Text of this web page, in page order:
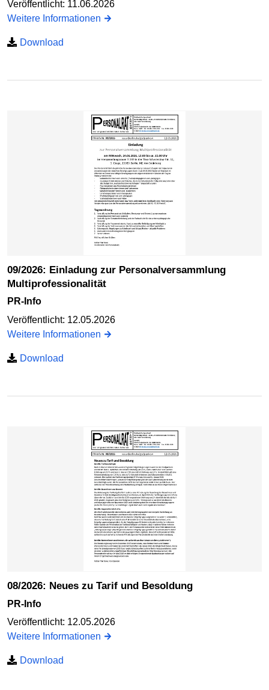
Veröffentlicht: 11.06.2026
Weitere Informationen
Download
09/2026: Einladung zur Personalversammlung
Multiprofessionalität
PR-Info
Veröffentlicht: 12.05.2026
Weitere Informationen
Download
08/2026: Neues zu Tarif und Besoldung
PR-Info
Veröffentlicht: 12.05.2026
Weitere Informationen
Download